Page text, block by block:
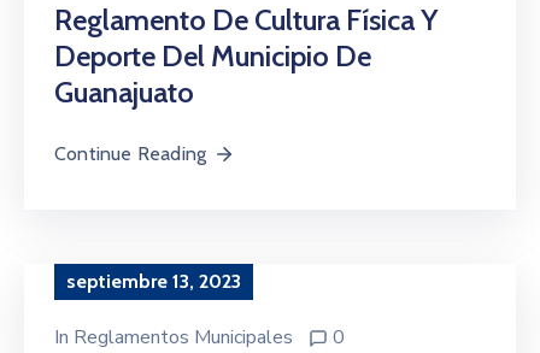
Reglamento De Cultura Física Y
Deporte Del Municipio De
Guanajuato
Continue Reading
septiembre 13, 2023
In Reglamentos Municipales 0